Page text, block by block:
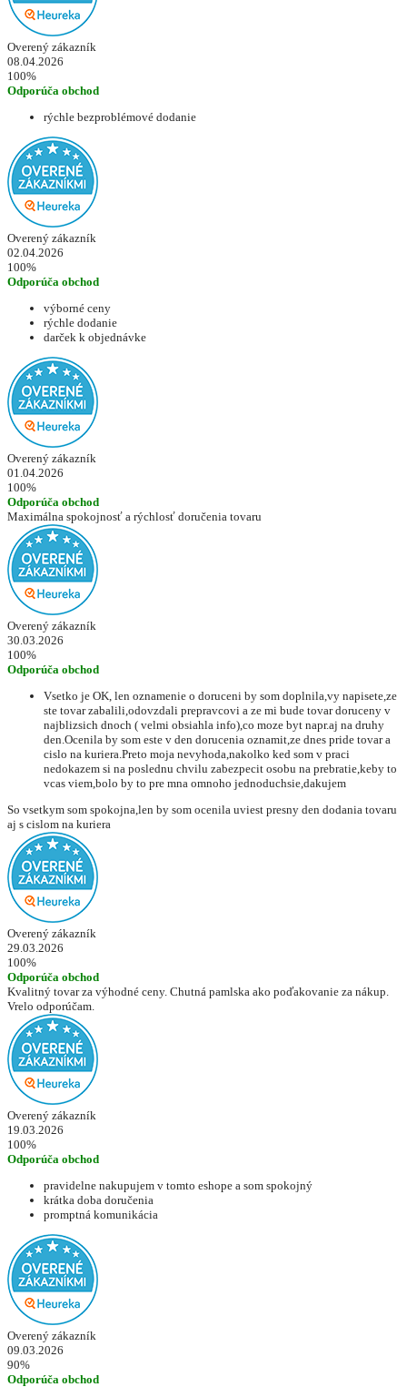
Overený zákazník
08.04.2026
100%
Odporúča obchod
rýchle bezproblémové dodanie
Overený zákazník
02.04.2026
100%
Odporúča obchod
výborné ceny
rýchle dodanie
darček k objednávke
Overený zákazník
01.04.2026
100%
Odporúča obchod
Maximálna spokojnosť a rýchlosť doručenia tovaru
Overený zákazník
30.03.2026
100%
Odporúča obchod
Vsetko je OK, len oznamenie o doruceni by som doplnila,vy napisete,ze
ste tovar zabalili,odovzdali prepravcovi a ze mi bude tovar doruceny v
najblizsich dnoch ( velmi obsiahla info),co moze byt napr.aj na druhy
den.Ocenila by som este v den dorucenia oznamit,ze dnes pride tovar a
cislo na kuriera.Preto moja nevyhoda,nakolko ked som v praci
nedokazem si na poslednu chvilu zabezpecit osobu na prebratie,keby to
vcas viem,bolo by to pre mna omnoho jednoduchsie,dakujem
So vsetkym som spokojna,len by som ocenila uviest presny den dodania tovaru
aj s cislom na kuriera
Overený zákazník
29.03.2026
100%
Odporúča obchod
Kvalitný tovar za výhodné ceny. Chutná pamlska ako poďakovanie za nákup.
Vrelo odporúčam.
Overený zákazník
19.03.2026
100%
Odporúča obchod
pravidelne nakupujem v tomto eshope a som spokojný
krátka doba doručenia
promptná komunikácia
Overený zákazník
09.03.2026
90%
Odporúča obchod